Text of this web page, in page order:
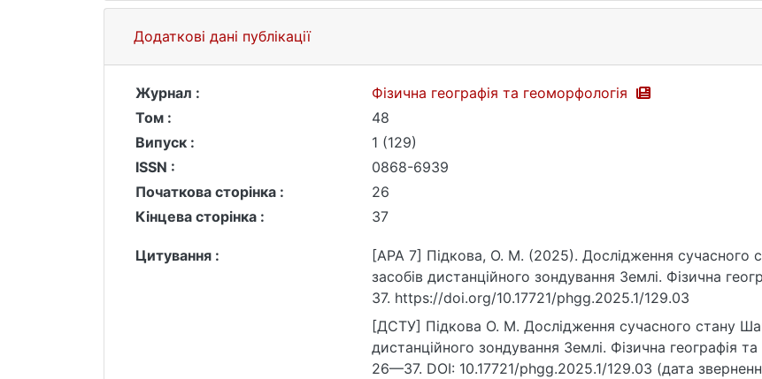
Додаткові дані публікації
Журнал :
Фізична географія та геоморфологія
Том :
48
Випуск :
1 (129)
ISSN :
0868-6939
Початкова сторінка :
26
Кінцева сторінка :
37
Цитування :
[APA 7] Підкова, О. М. (2025). Дослідження
засобів дистанційного зондування Землі. Фізична географія та геоморфологія, 48(1 (129)), 26–
37. https://doi.org/10.17721/phgg.2025.1/129.03
[ДСТУ] Підкова О. М. Дослідження сучасного стану
дистанційного зондування Землі. Фізична географія
26—37. DOI: 10.17721/phgg.2025.1/129.03 (дата